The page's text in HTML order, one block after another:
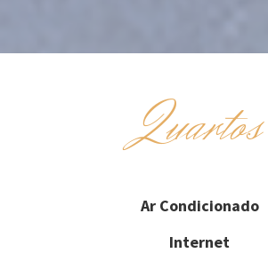
Quartos
Ar Condicionado
Internet